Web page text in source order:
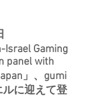
Israel Gaming
panel with
」 、gumi
ルに迎えて登